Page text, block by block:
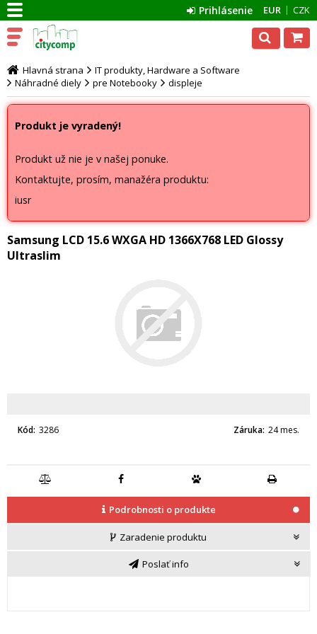
EUR CZK
Prihlásenie
Hlavná strana
IT produkty, Hardware a Software
Náhradné diely
pre Notebooky displeje
Produkt je vyradený!
Produkt už nie je v našej ponuke.
Kontaktujte, prosím, manažéra produktu:
iusr
Samsung LCD 15.6 WXGA HD 1366X768 LED Glossy
Ultraslim
Kód 3286 Záruka 24 mes.
Podrobnosti o produkte
Zaradenie produktu
Poslať info